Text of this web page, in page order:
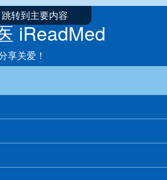
跳转到主要内容
iReadMed
享关爱！